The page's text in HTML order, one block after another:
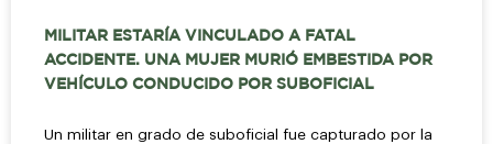
MILITAR ESTARÍA VINCULADO A FATAL
ACCIDENTE. UNA MUJER MURIÓ EMBESTIDA POR
VEHÍCULO CONDUCIDO POR SUBOFICIAL
Un militar en grado de suboficial fue capturado por la